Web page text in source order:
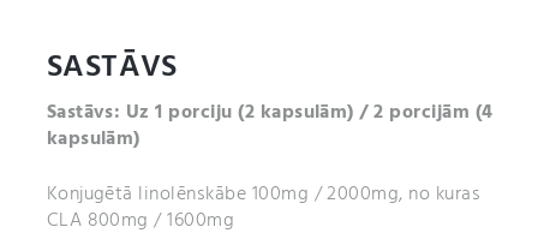
SASTĀVS
Sastāvs: Uz 1 porciju(2 kapsulām) / 2 porcijām (4
kapsulām)
Konjugētā linolēnskābe 100mg / 2000mg, no kuras
CLA 800mg / 1600mg